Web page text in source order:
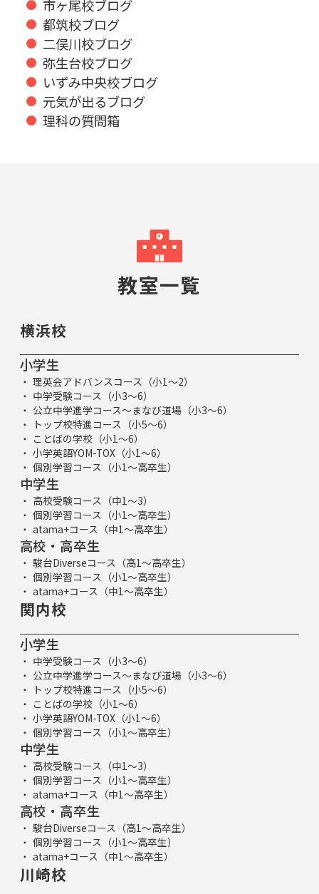
市ヶ尾校ブログ
都筑校ブログ
二俣川校ブログ
弥生台校ブログ
いずみ中央校ブログ
元気が出るブログ
理科の質問箱
教室一覧
横浜校
小学生
理英会アドバンスコース（小1～2）
中学受験コース（小3～6）
公立中学進学コース～まなび道場（小3～6）
トップ校特進コース（小5～6）
ことばの学校（小1～6）
小学英語YOM-TOX（小1～6）
個別学習コース（小1～高卒生）
中学生
高校受験コース（中1～3）
個別学習コース（小1～高卒生）
atama+コース（中1～高卒生）
高校・高卒生
駿台Diverseコース（高1～高卒生）
個別学習コース（小1～高卒生）
atama+コース（中1～高卒生）
関内校
小学生
中学受験コース（小3～6）
公立中学進学コース～まなび道場（小3～6）
トップ校特進コース（小5～6）
ことばの学校（小1～6）
小学英語YOM-TOX（小1～6）
個別学習コース（小1～高卒生）
中学生
高校受験コース（中1～3）
個別学習コース（小1～高卒生）
atama+コース（中1～高卒生）
高校・高卒生
駿台Diverseコース（高1～高卒生）
個別学習コース（小1～高卒生）
atama+コース（中1～高卒生）
川崎校